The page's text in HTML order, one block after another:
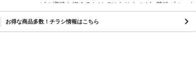
ビの増殖を抑えるわけではありません)●花粉ブロック
お得な商品多数！チラシ情報はこちら